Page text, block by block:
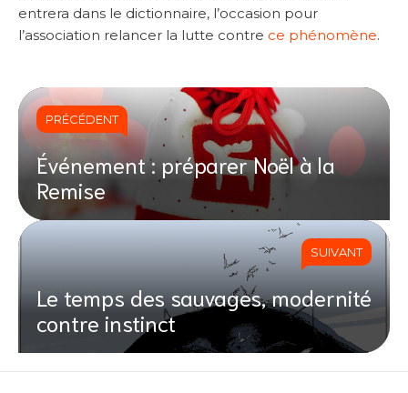
entrera dans le dictionnaire, l’occasion pour
l’association relancer la lutte contre ce phénomène.
PRÉCÉDENT
Événement : préparer Noël à la
Remise
SUIVANT
Le temps des sauvages, modernité
contre instinct